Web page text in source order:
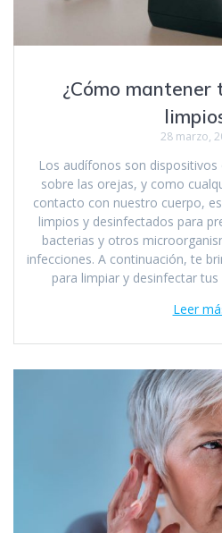
¿Cómo mantener
28 marzo,
Los audífonos son
sobre las orejas, y como
contacto con nuestro cuerpo,
limpios y desinfectados para
bacterias y otros
infecciones. A continuación, te
para limpiar y desinfectar
Leer